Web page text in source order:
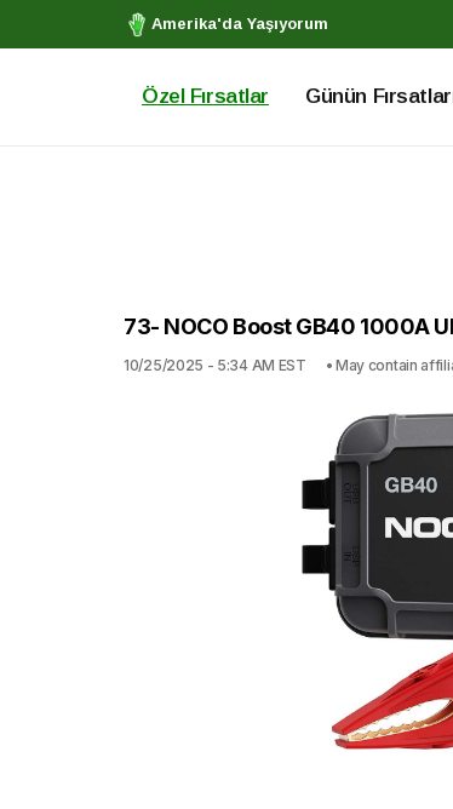
Amerika'da Yaşıyorum
Özel Fırsatlar Günün
73- NOCO Boost GB40 1000A
10/25/2025 - 5:34 AM EST • May contain